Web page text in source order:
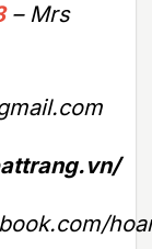
– Mrs